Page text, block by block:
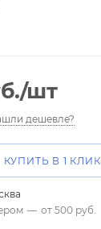
/шт
дешевле?
КУПИТЬ В 1 КЛИК
— от 500 руб.